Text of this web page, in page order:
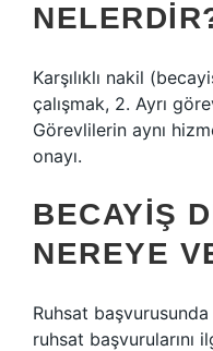
Karşılıklı nakil
çalışmak, 2. Ayrı
Görevlilerin aynı
onayı.
BECAYIŞ
NEREYE
Ruhsat
ruhsat başvurularını